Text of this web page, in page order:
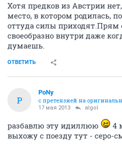
Хотя предков из Австрии
место, в котором родилась,
оттуда силы приходят.Прям
своеобразно внутри даже
думаешь.
ОТВЕТИТЬ
P
PoNy
с претензией на
17 мая 2013 algol
разбавлю эту идиллюю
4
выхожу с поезду тут - серо-